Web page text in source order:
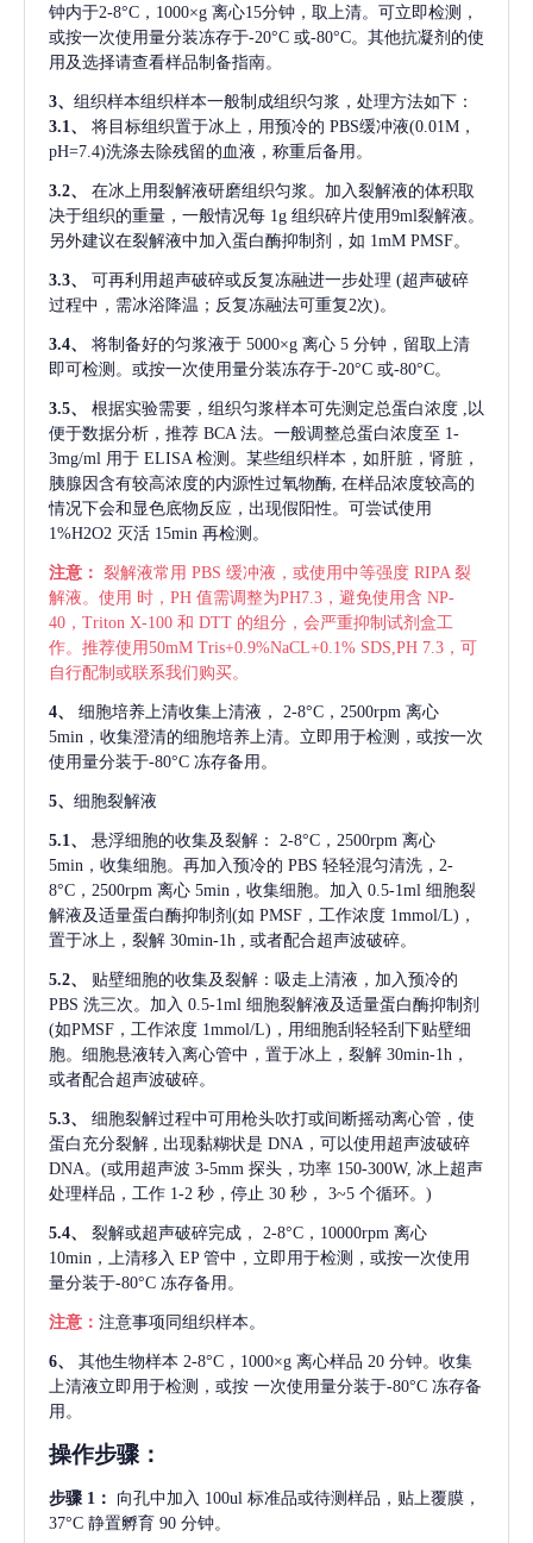
钟内于2-8°C，1000×g 离心15分钟，取上清。可立即检测，
或按一次使用量分装冻存于-20°C 或-80°C。其他抗凝剂的使
用及选择请查看样品制备指南。
3、 组织样本组织样本一般制成组织匀浆，处理方法如下：
3.1、
将目标组织置于冰上，用预冷的 PBS缓冲液(0.01M，
pH=7.4)洗涤去除残留的血液，称重后备用。
3.2、
在冰上用裂解液研磨组织匀浆。加入裂解液的体积取
决于组织的重量，一般情况每 1g 组织碎片使用9ml裂解液。
另外建议在裂解液中加入蛋白酶抑制剂，如 1mM PMSF。
3.3、 可再利用超声破碎或反复冻融进一步处理 (超声破碎
过程中，需冰浴降温；反复冻融法可重复2次)。
3.4、 将制备好的匀浆液于 5000×g 离心 5 分钟，留取上清
即可检测。或按一次使用量分装冻存于-20°C 或-80°C。
3.5、 根据实验需要，组织匀浆样本可先测定总蛋白浓度
,以
便于数据分析，推荐 BCA 法。一般调整总蛋白浓度至 1-
3mg/ml 用于 ELISA 检测。某些组织样本，如肝脏，肾脏，
胰腺因含有较高浓度的内源性过氧物酶, 在样品浓度较高的
情况下会和显色底物反应，出现假阳性。可尝试使用
1%H2O2 灭活 15min 再检测。
注意： 裂解液常用 PBS 缓冲液，或使用中等强度 RIPA 裂
解液。使用 时，PH 值需调整为PH7.3，避免使用含 NP-
40，Triton X-100 和 DTT 的组分，会严重抑制试剂盒工
作。推荐使用50mM Tris+0.9%NaCL+0.1% SDS,PH 7.3，可
自行配制或联系我们购买。
4、 细胞培养上清收集上清液，
2-8°C，2500rpm 离心
5min，收集澄清的细胞培养上清。立即用于检测，或按一次
使用量分装于-80°C 冻存备用。
5、 细胞裂解液
5.1、 悬浮细胞的收集及裂解：
2-8°C，2500rpm 离心
5min，收集细胞。再加入预冷的 PBS 轻轻混匀清洗，2-
8°C，2500rpm 离心 5min，收集细胞。加入 0.5-1ml 细胞裂
解液及适量蛋白酶抑制剂(如 PMSF，工作浓度 1mmol/L)，
置于冰上，裂解 30min-1h , 或者配合超声波破碎。
5.2、
贴壁细胞的收集及裂解：吸走上清液，加入预冷的
PBS 洗三次。加入 0.5-1ml 细胞裂解液及适量蛋白酶抑制剂
(如PMSF，工作浓度 1mmol/L)，用细胞刮轻轻刮下贴壁细
胞。细胞悬液转入离心管中，置于冰上，裂解 30min-1h，
或者配合超声波破碎。
5.3、
细胞裂解过程中可用枪头吹打或间断摇动离心管，使
蛋白充分裂解
, 出现黏糊状是 DNA，可以使用超声波破碎
DNA。(或用超声波 3-5mm 探头，功率 150-300W, 冰上超声
处理样品，工作 1-2 秒，停止 30 秒， 3~5 个循环。)
5.4、 裂解或超声破碎完成，
2-8°C，10000rpm 离心
10min，上清移入 EP 管中，立即用于检测，或按一次使用
量分装于-80°C 冻存备用。
注意： 注意事项同组织样本。
6、 其他生物样本 2-8°C，1000×g 离心样品 20 分钟。收集
上清液立即用于检测，或按 一次使用量分装于-80°C 冻存备
用。
操作步骤：
步骤 1： 向孔中加入 100ul 标准品或待测样品，贴上覆膜，
37°C 静置孵育 90 分钟。